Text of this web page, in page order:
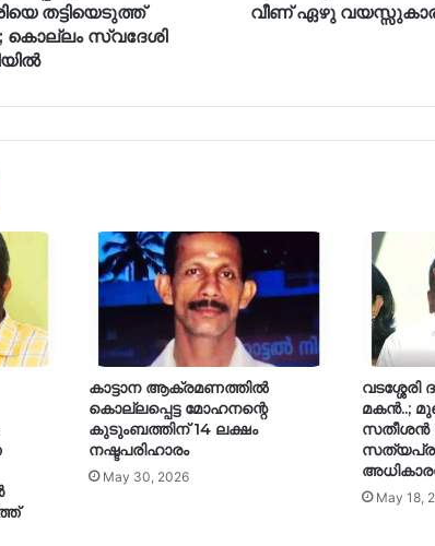
തട്ടിയെടുത്ത്
കൊല്ലം സ്വദേശി
വീണ് ഏഴു
കാട്ടാന ആക്രമണത്തിൽ
കൊല്ലപ്പെട്ട മോഹനന്റെ
കുടുംബത്തിന് 14 ലക്ഷം
നഷ്ടപരിഹാരം
May 30, 2026
വടശ്ശേരി
മകൻ..;
സതീശൻ
May 18,